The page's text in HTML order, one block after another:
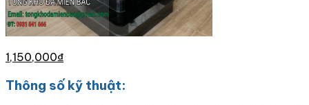
1,150,000₫
Thông số kỹ thuật: